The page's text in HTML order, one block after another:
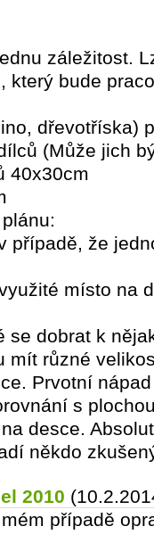
záležitost.
který bude
dřevotříska)
(Může jich
40x30cm
případě, že
místo na
se dobrat k
mít různé
Prvotní
s
desce.
někdo
2010
případě